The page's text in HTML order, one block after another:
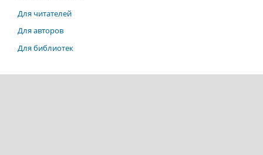
Для читателей
Для авторов
Для библиотек